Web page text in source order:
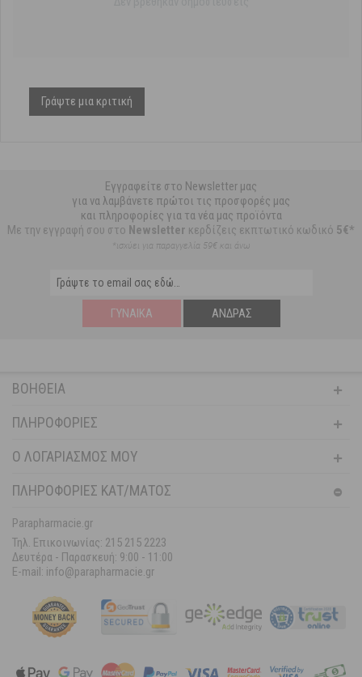
Γράψτε μια κριτική
Εγγραφείτε στο Newsletter μας
για να λαμβάνετε πρώτοι τις προσφορές μας
και πληροφορίες για τα νέα μας προϊόντα
Με την εγγραφή σου στο Newsletter κερδίζεις εκπτωτικό κωδικό 5€*
*ισχύει για παραγγελία 59€ και άνω
ΓΥΝΑΊΚΑ ΆΝΔΡΑΣ
ΒΟΉΘΕΙΑ
ΠΛΗΡΟΦΟΡΊΕΣ
Ο ΛΟΓΑΡΙΑΣΜΌΣ ΜΟΥ
ΠΛΗΡΟΦΟΡΙΕΣ ΚΑΤ/ΜΑΤΟΣ
Parapharmacie.gr
Τηλ. Επικοινωνίας: 215 215 2223
Δευτέρα - Παρασκευή: 9:00 - 11:00
E-mail: info@parapharmacie.gr